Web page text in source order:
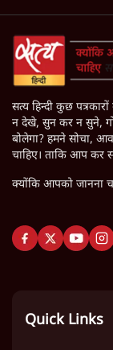
सत्य हिन्दी कुछ
न देखे, सुन कर न सुने,
बोलेगा? हमने सोचा,
चाहिए। ताकि आप कर
क्योंकि आपको जानना
Quick Links